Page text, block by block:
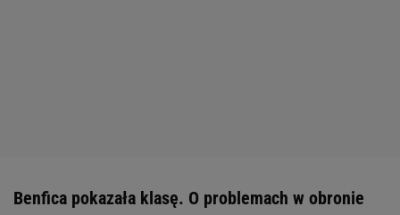
Benfica pokazała klasę. O problemach w obronie